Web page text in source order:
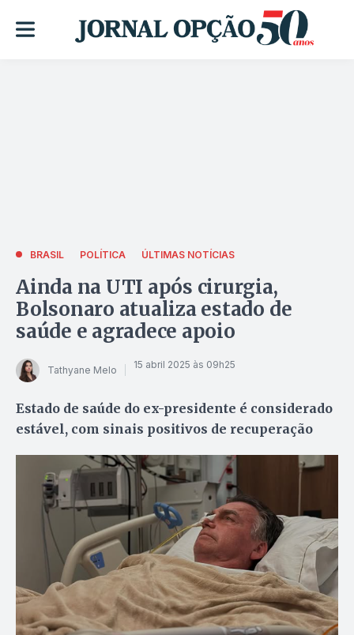
BRASIL POLÍTICA ÚLTIMAS NOTÍCIAS
Ainda na UTI após cirurgia,
Bolsonaro atualiza estado de
saúde e agradece apoio
Tathyane Melo 15 abril 2025 às 09h25
Estado de saúde do ex-presidente é considerado
estável, com sinais positivos de recuperação